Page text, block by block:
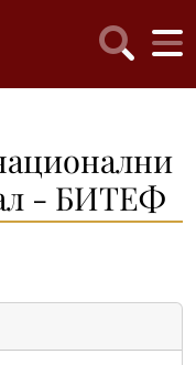
- БИТЕФ